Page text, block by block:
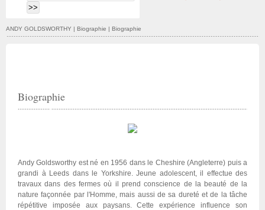
ANDY GOLDSWORTHY | Biographie | Biographie
Biographie
Andy Goldsworthy est né en 1956 dans le Cheshire (Angleterre) puis a
grandi à Leeds dans le Yorkshire. Jeune adolescent, il effectue des
travaux dans des fermes où il prend conscience de la beauté de la
nature façonnée par l'Homme, mais aussi de sa dureté et de la tâche
répétitive imposée aux paysans. Cette expérience influence son